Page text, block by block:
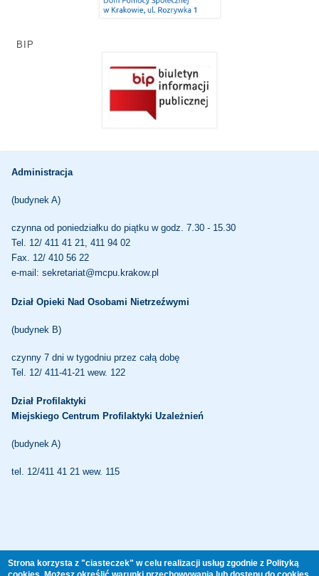
BIP
Administracja
(budynek A)
czynna od poniedziałku do piątku w godz. 7.30 - 15.30
Tel. 12/ 411 41 21, 411 94 02
Fax. 12/ 410 56 22
e-mail: sekretariat@mcpu.krakow.pl
Dział Opieki Nad Osobami Nietrzeźwymi
(budynek B)
czynny 7 dni w tygodniu przez całą dobę
Tel. 12/ 411-41-21 wew. 122
Dział Profilaktyki
Miejskiego Centrum Profilaktyki Uzależnień
(budynek A)
tel. 12/411 41 21 wew. 115
Strona korzysta z "ciasteczek" w celu realizacji usług zgodnie z Polityką